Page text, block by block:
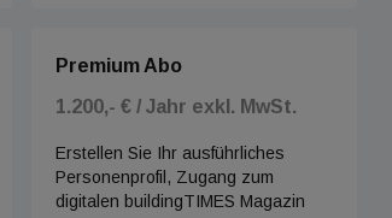
Premium Abo
1.200,- € / Jahr exkl. MwSt.
Erstellen Sie Ihr ausführliches
Personenprofil, Zugang zum
digitalen buildingTIMES Magazin